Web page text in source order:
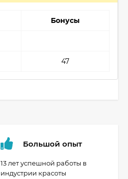
Бонусы
47
Большой опыт
13 лет успешной работы в
индустрии красоты